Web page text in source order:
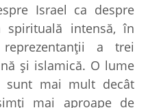
Israel ca despre
spirituală intensă, în
a trei
şi islamică. O lume
sunt mai mult decât
mai aproape de